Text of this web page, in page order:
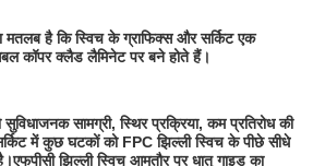
मतलब है कि स्विच के ग्राफिक्स और सर्किट एक
कॉपर क्लैड लैमिनेट पर बने होते हैं।
सामग्री, स्थिर प्रक्रिया, कम प्रतिरोध की
में कुछ घटकों को FPC झिल्ली स्विच के पीछे सीधे
झिल्ली स्विच आमतौर पर धातु गाइड का